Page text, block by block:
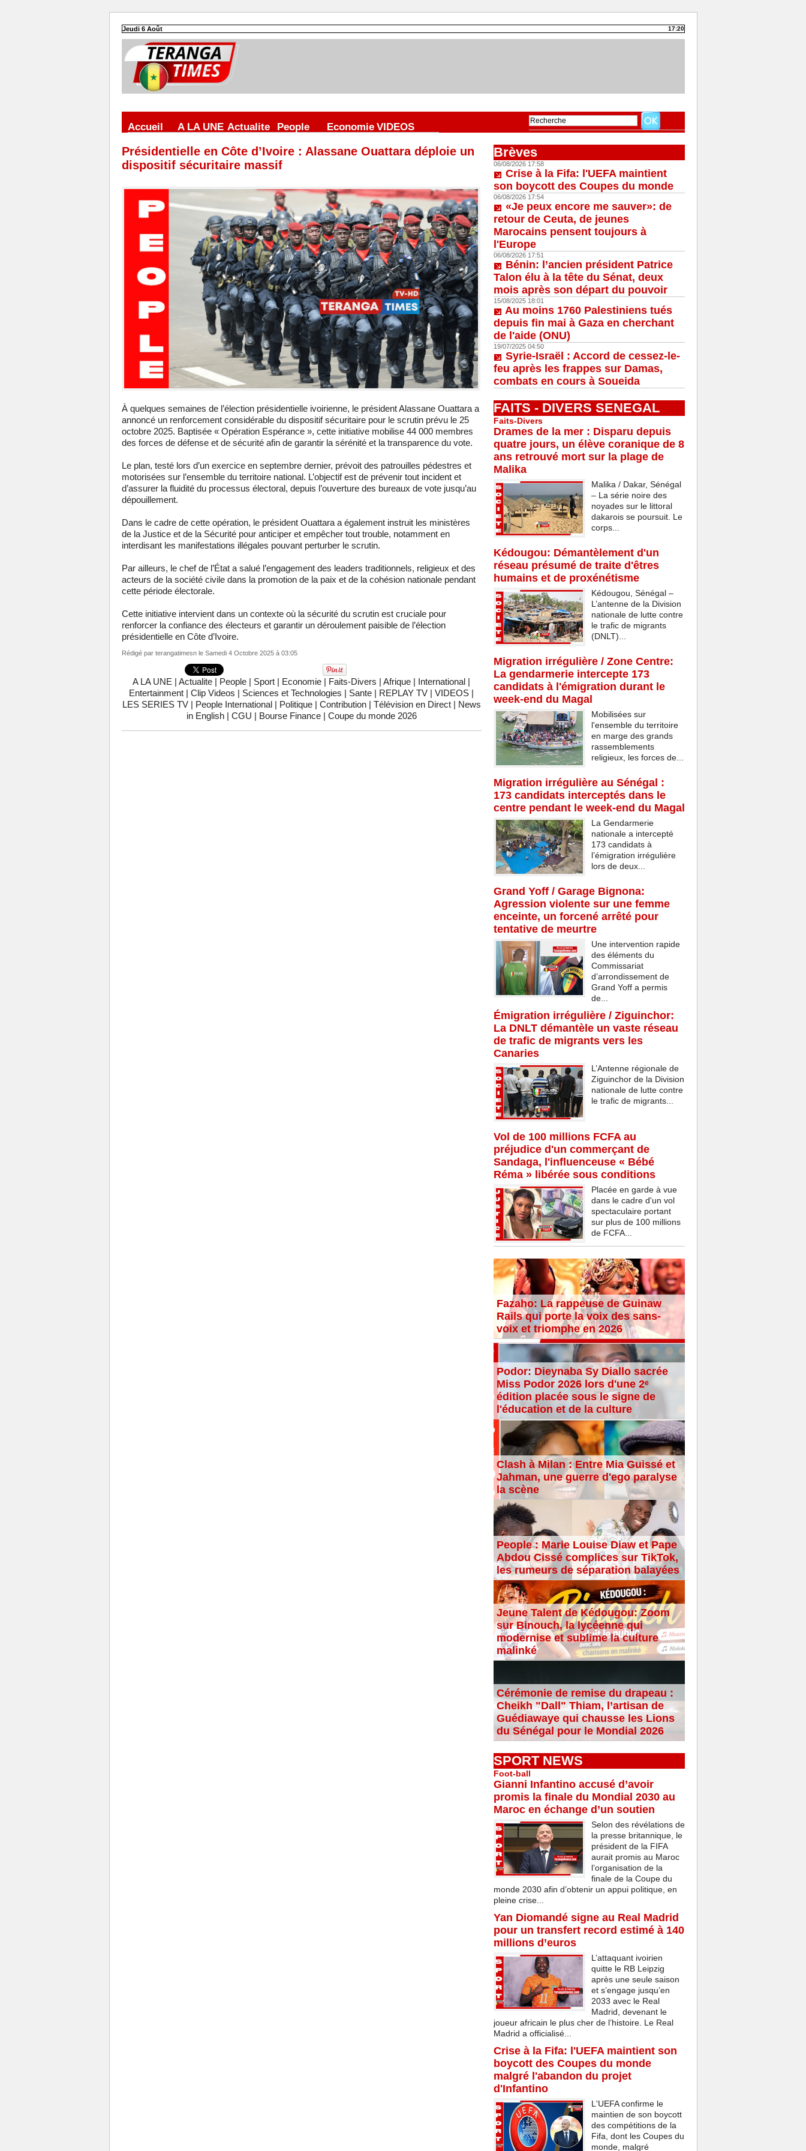
Jeudi 6 Août 17:20
Accueil A LA UNE Actualite People Economie VIDEOS
Présidentielle en Côte d’Ivoire : Alassane Ouattara déploie un
dispositif sécuritaire massif
À quelques semaines de l’élection présidentielle ivoirienne, le président Alassane Ouattara a
annoncé un renforcement considérable du dispositif sécuritaire pour le scrutin prévu le 25
octobre 2025. Baptisée « Opération Espérance », cette initiative mobilise 44 000 membres
des forces de défense et de sécurité afin de garantir la sérénité et la transparence du vote.
Le plan, testé lors d’un exercice en septembre dernier, prévoit des patrouilles pédestres et
motorisées sur l’ensemble du territoire national. L’objectif est de prévenir tout incident et
d’assurer la fluidité du processus électoral, depuis l’ouverture des bureaux de vote jusqu’au
dépouillement.
Dans le cadre de cette opération, le président Ouattara a également instruit les ministères
de la Justice et de la Sécurité pour anticiper et empêcher tout trouble, notamment en
interdisant les manifestations illégales pouvant perturber le scrutin.
Par ailleurs, le chef de l’État a salué l’engagement des leaders traditionnels, religieux et des
acteurs de la société civile dans la promotion de la paix et de la cohésion nationale pendant
cette période électorale.
Cette initiative intervient dans un contexte où la sécurité du scrutin est cruciale pour
renforcer la confiance des électeurs et garantir un déroulement paisible de l’élection
présidentielle en Côte d’Ivoire.
Rédigé par terangatimesnle Samedi 4 Octobre 2025 à 03:05
A LA UNE | Actualite | People | Sport | Economie | Faits-Divers | Afrique | International |
Entertainment | Clip Videos | Sciences et Technologies | Sante | REPLAY TV | VIDEOS |
LES SERIES TV | People International | Politique | Contribution | Télévision en Direct | News
in English | CGU | Bourse Finance | Coupe du monde 2026
Brèves
06/08/2026 17:58
Crise à la Fifa: l'UEFA maintient
son boycott des Coupes du monde
06/08/2026 17:54
«Je peux encore me sauver»: de
retour de Ceuta, de jeunes
Marocains pensent toujours à
l'Europe
06/08/2026 17:51
Bénin: l’ancien président Patrice
Talon élu à la tête du Sénat, deux
mois après son départ du pouvoir
15/08/2025 18:01
Au moins 1760 Palestiniens tués
depuis fin mai à Gaza en cherchant
de l'aide (ONU)
19/07/2025 04:50
Syrie-Israël : Accord de cessez-le-
feu après les frappes sur Damas,
combats en cours à Soueida
FAITS - DIVERS SENEGAL
Faits-Divers
Drames de la mer : Disparu depuis
quatre jours, un élève coranique de 8
ans retrouvé mort sur la plage de
Malika
Malika / Dakar, Sénégal
– La série noire des
noyades sur le littoral
dakarois se poursuit. Le
corps...
Kédougou: Démantèlement d'un
réseau présumé de traite d'êtres
humains et de proxénétisme
Kédougou, Sénégal –
L’antenne de la Division
nationale de lutte contre
le trafic de migrants
(DNLT)...
Migration irrégulière / Zone Centre:
La gendarmerie intercepte 173
candidats à l'émigration durant le
week-end du Magal
Mobilisées sur
l'ensemble du territoire
en marge des grands
rassemblements
religieux, les forces de...
Migration irrégulière au Sénégal :
173 candidats interceptés dans le
centre pendant le week-end du Magal
La Gendarmerie
nationale a intercepté
173 candidats à
l’émigration irrégulière
lors de deux...
Grand Yoff / Garage Bignona:
Agression violente sur une femme
enceinte, un forcené arrêté pour
tentative de meurtre
Une intervention rapide
des éléments du
Commissariat
d’arrondissement de
Grand Yoff a permis
de...
Émigration irrégulière / Ziguinchor:
La DNLT démantèle un vaste réseau
de trafic de migrants vers les
Canaries
L’Antenne régionale de
Ziguinchor de la Division
nationale de lutte contre
le trafic de migrants...
Vol de 100 millions FCFA au
préjudice d'un commerçant de
Sandaga, l'influenceuse « Bébé
Réma » libérée sous conditions
Placée en garde à vue
dans le cadre d'un vol
spectaculaire portant
sur plus de 100 millions
de FCFA...
Fazaho: La rappeuse de Guinaw
Rails qui porte la voix des sans-
voix et triomphe en 2026
Podor: Dieynaba Sy Diallo sacrée
Miss Podor 2026 lors d'une 2ᵉ
édition placée sous le signe de
l'éducation et de la culture
Clash à Milan : Entre Mia Guissé et
Jahman, une guerre d'ego paralyse
la scène
People : Marie Louise Diaw et Pape
Abdou Cissé complices sur TikTok,
les rumeurs de séparation balayées
Jeune Talent de Kédougou: Zoom
sur Binouch, la lycéenne qui
modernise et sublime la culture
malinké
Cérémonie de remise du drapeau :
Cheikh "Dall" Thiam, l’artisan de
Guédiawaye qui chausse les Lions
du Sénégal pour le Mondial 2026
SPORT NEWS
Foot-ball
Gianni Infantino accusé d’avoir
promis la finale du Mondial 2030 au
Maroc en échange d’un soutien
Selon des révélations de
la presse britannique, le
président de la FIFA
aurait promis au Maroc
l’organisation de la
finale de la Coupe du
monde 2030 afin d’obtenir un appui politique, en
pleine crise...
Yan Diomandé signe au Real Madrid
pour un transfert record estimé à 140
millions d’euros
L’attaquant ivoirien
quitte le RB Leipzig
après une seule saison
et s’engage jusqu’en
2033 avec le Real
Madrid, devenant le
joueur africain le plus cher de l’histoire. Le Real
Madrid a officialisé...
Crise à la Fifa: l'UEFA maintient son
boycott des Coupes du monde
malgré l'abandon du projet
d'Infantino
L'UEFA confirme le
maintien de son boycott
des compétitions de la
Fifa, dont les Coupes du
monde, malgré